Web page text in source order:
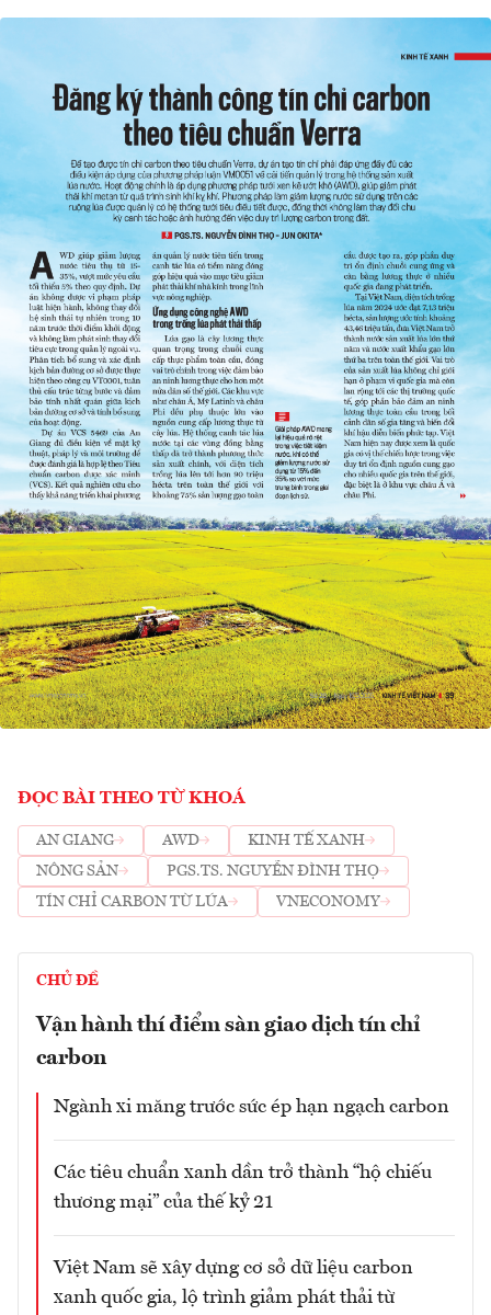
ĐỌC BÀI THEO TỪ KHOÁ
AN GIANG AWD
KINH TẾ XANH
NÔNG SẢN
PGS.TS. NGUYỄN ĐÌNH THỌ
TÍN CHỈ CARBON TỪ LÚA
VNECONOMY
CHỦ ĐỀ
Vận hành thí điểm sàn giao dịch tín chỉ
carbon
Ngành xi măng trước sức ép hạn ngạch carbon
Các tiêu chuẩn xanh dần trở thành “hộ chiếu
thương mại” của thế kỷ 21
Việt Nam sẽ xây dựng cơ sở dữ liệu carbon
xanh quốc gia, lộ trình giảm phát thải từ